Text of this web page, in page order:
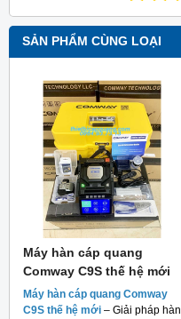
SẢN PHẨM CÙNG LOẠI
Máy hàn cáp quang
Comway C9S thế hệ mới
Máy hàn cáp quang Comway
C9S thế hệ mới – Giải pháp hàn